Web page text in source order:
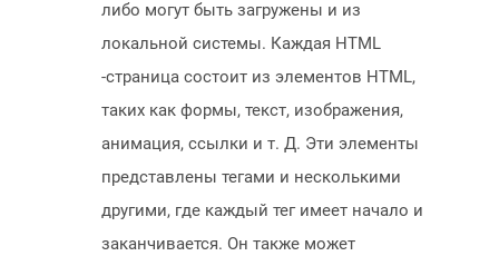
либо могут быть загружены и из
локальной системы. Каждая HTML
-страница состоит из элементов HTML,
таких как формы, текст, изображения,
анимация, ссылки и т. Д. Эти элементы
представлены тегами и несколькими
другими, где каждый тег имеет начало и
заканчивается. Он также может